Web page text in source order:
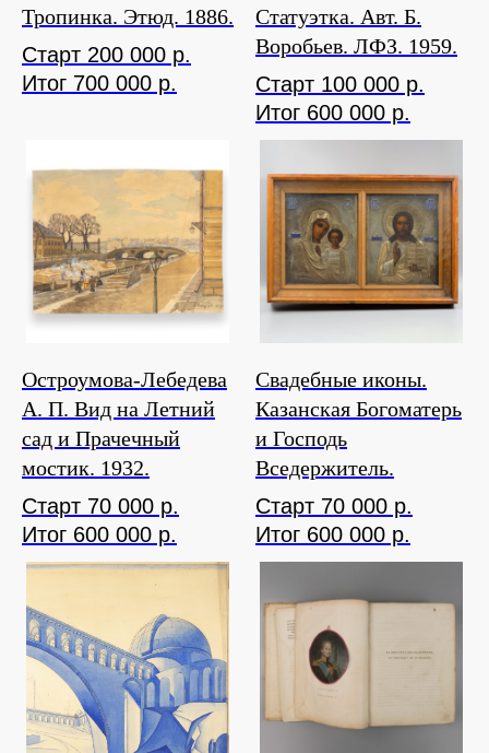
Тропинка. Этюд. 1886.
Старт 200 000 р.
Итог 700 000 р.
Статуэтка. Авт. Б.
Воробьев. ЛФЗ. 1959.
Старт 100 000 р.
Итог 600 000 р.
Остроумова-Лебедева
А. П. Вид на Летний
сад и Прачечный
мостик. 1932.
Старт 70 000 р.
Итог 600 000 р.
Свадебные иконы.
Казанская Богоматерь
и Господь
Вседержитель.
Старт 70 000 р.
Итог 600 000 р.